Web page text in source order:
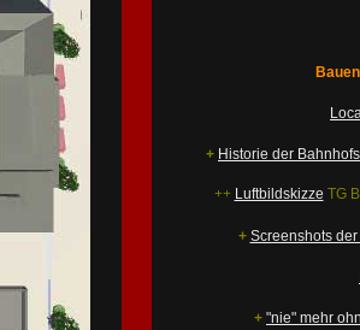
+ Historie der
++ Luftbildskizze TG
+ Screenshots
+ "nie" mehr